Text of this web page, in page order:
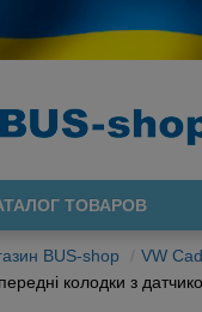
ТОВАРОВ
BUS-shop VW
передні колодки з